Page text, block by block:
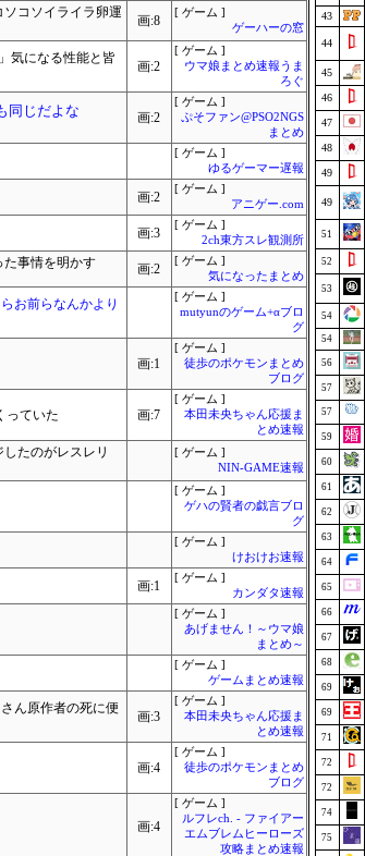
コソイライラ卵運
画:8
[ ゲーム ]
ゲーハーの窓
気になる性能と皆
画:2
[ ゲーム ]
ウマ娘まとめ速報うま
ろぐ
同じだよな 画:2
[ ゲーム ]
ぷそファン@PSO2NGS
まとめ
[ ゲーム ]
ゆるゲーマー遅報
画:2
[ ゲーム ]
アニゲー.com
画:3
[ ゲーム ]
2ch東方スレ観測所
事情を明かす 画:2
[ ゲーム ]
気になったまとめ
お前らなんかより
[ ゲーム ]
mutyunのゲーム+αブロ
グ
画:1
[ ゲーム ]
徒歩のポケモンまとめ
ブログ
っていた 画:7
[ ゲーム ]
本田未央ちゃん応援ま
とめ速報
たのがレスレリ
[ ゲーム ]
NIN-GAME速報
[ ゲーム ]
ゲハの賢者の戯言ブロ
グ
[ ゲーム ]
けおけお速報
画:1
[ ゲーム ]
カンダタ速報
[ ゲーム ]
あげません！～ウマ娘
まとめ～
[ ゲーム ]
ゲームまとめ速報
ん原作者の死に便
画:3
[ ゲーム ]
本田未央ちゃん応援ま
とめ速報
画:4
[ ゲーム ]
徒歩のポケモンまとめ
ブログ
画:4
[ ゲーム ]
ルフレch. - ファイアー
エムブレムヒーローズ
攻略まとめ速報
43
44
45
46
47
48
49
49
51
52
53
54
54
56
57
57
59
60
61
62
63
64
65
66
67
68
69
69
71
72
72
74
75